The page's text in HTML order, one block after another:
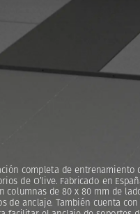
completa de entrenamiento
de O’live. Fabricado en
columnas de 80 x 80 mm de
de anclaje. También cuenta con